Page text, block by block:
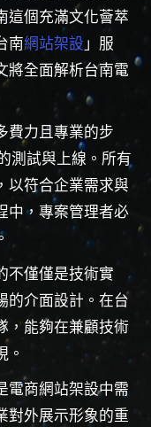
這個充滿文化薈萃
南網站架設 」服
將全面解析台南電
費力且專業的步
測試與上線。所有
以符合企業需求與
中，專案管理者必
不僅僅是技術實
的介面設計。在台
，能夠在兼顧技術
。
電商網站架設中需
對外展示形象的重